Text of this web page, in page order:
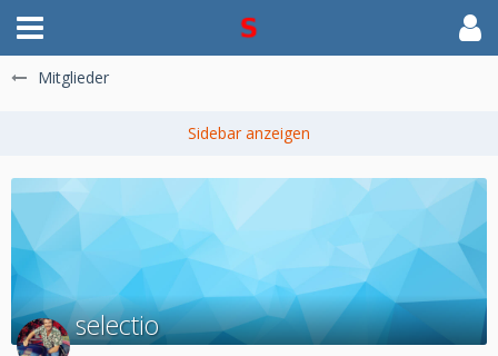
Mitglieder
selectio